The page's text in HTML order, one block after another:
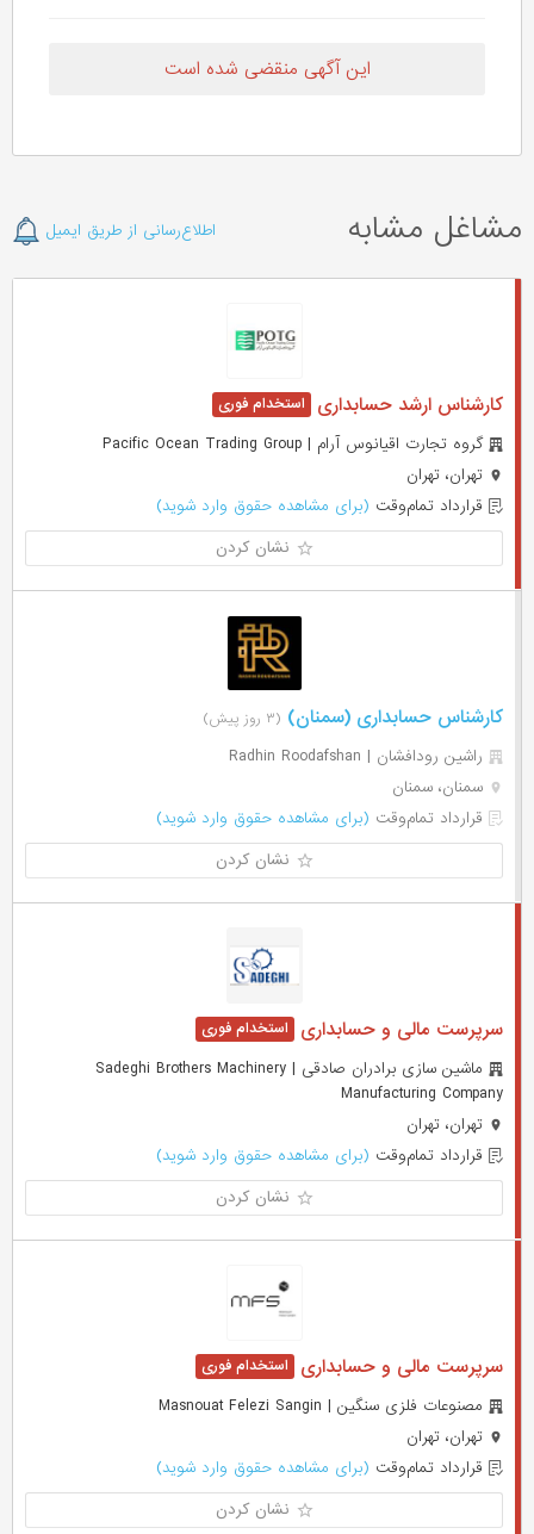
این آگهی منقضی شده است
مشاغل مشابه اطلاع‌رسانی از طریق ایمیل
کارشناس ارشد حسابداری
گروه تجارت اقیانوس آرام | Pacific Ocean Trading Group
تهران، تهران
قرارداد تمام‌وقت (برای مشاهده حقوق وارد شوید)
نشان کردن
کارشناس حسابداری (سمنان) (۳ روز پیش)
راشین رودافشان | Radhin Roodafshan
سمنان، سمنان
قرارداد تمام‌وقت (برای مشاهده حقوق وارد شوید)
نشان کردن
سرپرست مالی و حسابداری
ماشین سازی برادران صادقی | Sadeghi Brothers Machinery
Manufacturing Company
تهران، تهران
قرارداد تمام‌وقت (برای مشاهده حقوق وارد شوید)
نشان کردن
سرپرست مالی و حسابداری
مصنوعات فلزی سنگین | Masnouat Felezi Sangin
تهران، تهران
قرارداد تمام‌وقت (برای مشاهده حقوق وارد شوید)
نشان کردن